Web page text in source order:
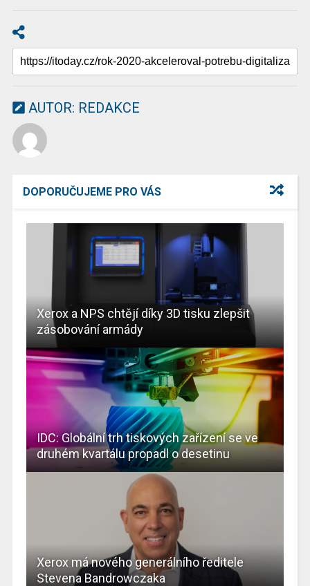
AUTOR: REDAKCE
DOPORUČUJEME PRO VÁS
Xerox a NPS chtějí díky 3D tisku zlepšit
zásobování armády
IDC: Globální trh tiskových zařízení se ve
druhém kvartálu propadl o desetinu
Xerox má nového generálního ředitele
Stevena Bandrowczaka